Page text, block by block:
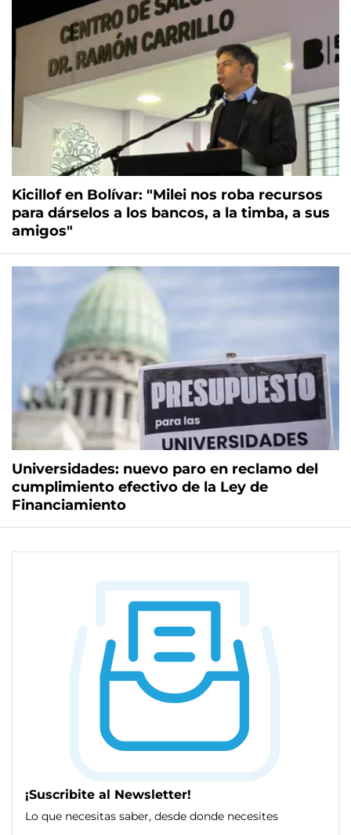
Kicillof en Bolívar: "Milei nos roba recursos
para dárselos a los bancos, a la timba, a sus
amigos"
Universidades: nuevo paro en reclamo del
cumplimiento efectivo de la Ley de
Financiamiento
¡Suscribite al Newsletter!
Lo que necesitas saber, desde donde necesites